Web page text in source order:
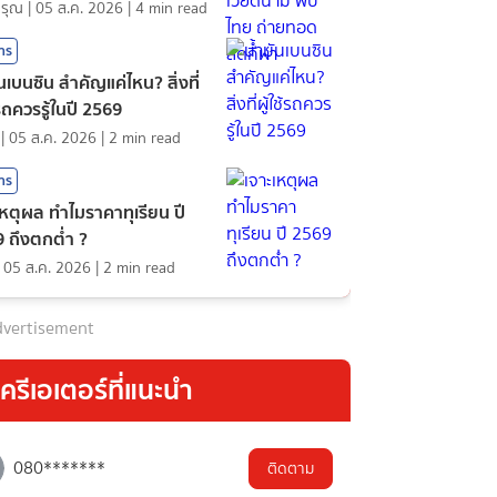
ณ |05 ส.ค. 2026 |4 min read
ร
บนซิน สำคัญแค่ไหน? สิ่งที่
ควรรู้ในปี 2569
|05 ส.ค. 2026 | 2 min read
ร
หตุผล ทำไมราคาทุเรียน ปี
ถึงตกต่ำ ?
05 ส.ค. 2026 | 2 min read
ครีเอเตอร์ที่แนะนำ
080******* ติดตาม